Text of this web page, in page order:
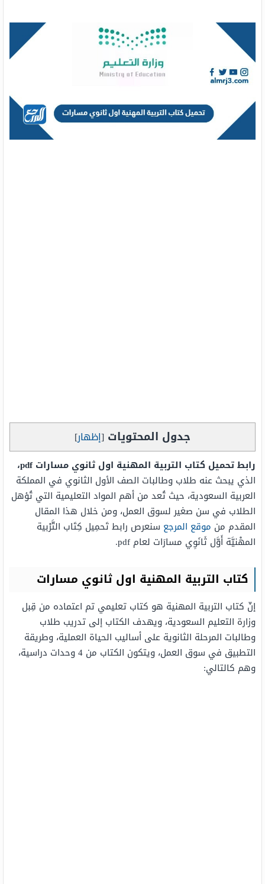
جدول المحتويات [إظهار]
رابط تحميل كتاب التربية المهنية اول ثانوي مسارات pdf،
الذي يبحث عنه طلاب وطالبات الصف الأول الثانوي في المملكة
العربية السعودية، حيث تُعد من أهم المواد التعليمية التي تُؤهل
الطلاب في سن صغير لسوق العمل، ومن خلال هذا المقال
المقدم من موقع المرجع سنعرص رابط تَحمِيل كِتَاب التَّرْبية
المهْنيَّة أَوَّل ثَانَوِي مسارَات لعام pdf.
كتاب التربية المهنية اول ثانوي مسارات
إنّ كتاب التربية المهنية هو كتاب تعليمي تم اعتماده من قِبل
وزارة التعليم السعودية، ويهدف الكتاب إلى تدريب طلاب
وطالبات المرحلة الثانوية على أساليب الحياة العملية، وطريقة
التطبيق في سوق العمل، ويتكون الكتاب من 4 وحدات دراسية،
وهم كالتالي: